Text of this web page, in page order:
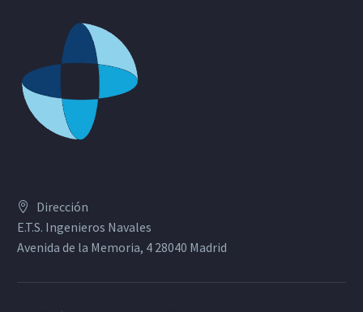
Dirección
E.T.S. Ingenieros Navales
Avenida de la Memoria, 4 28040 Madrid